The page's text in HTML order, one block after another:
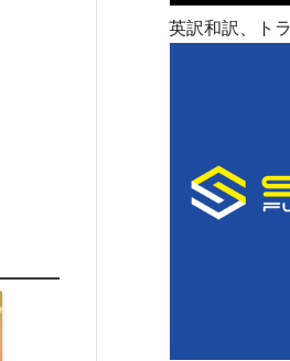
英訳和訳、ト